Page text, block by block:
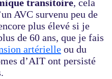
transitoire, cela
AVC survenu peu de
plus élevé si je
de 60 ans, que je fais
artérielle ou du
d’AIT ont persisté